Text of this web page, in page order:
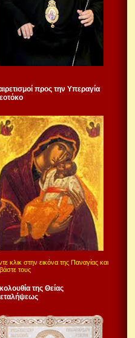
προς την Υπεραγία
κλικ στην εικόνα της Παναγίας και
τους
της Θείας